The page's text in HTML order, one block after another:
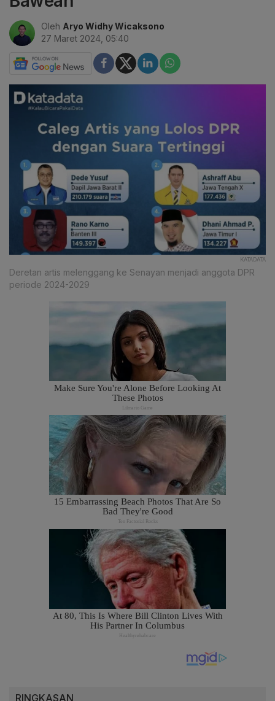
Oleh Aryo Widhy Wicaksono
27 Maret 2024, 05:40
KATADATA
Deretan artis melenggang ke Senayan menjadi anggota DPR
periode 2024-2029
RINGKASAN